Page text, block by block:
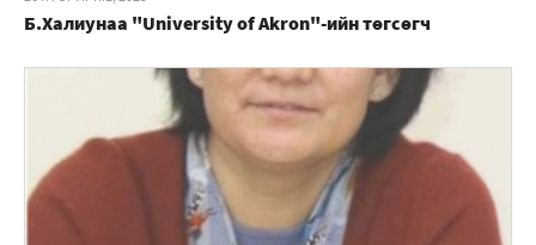
Б.Халиунаа "University of Akron"-ийн төгсөгч